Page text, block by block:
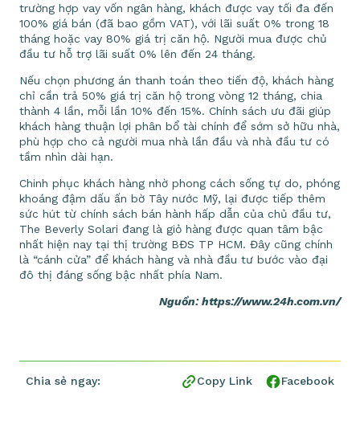
trường hợp vay vốn ngân hàng, khách được vay tối đa đến
100% giá bán (đã bao gồm VAT), với lãi suất 0% trong 18
tháng hoặc vay 80% giá trị căn hộ. Người mua được chủ
đầu tư hỗ trợ lãi suất 0% lên đến 24 tháng.
Nếu chọn phương án thanh toán theo tiến độ, khách hàng
chỉ cần trả 50% giá trị căn hộ trong vòng 12 tháng, chia
thành 4 lần, mỗi lần 10% đến 15%. Chính sách ưu đãi giúp
khách hàng thuận lợi phân bổ tài chính để sớm sở hữu nhà,
phù hợp cho cả người mua nhà lần đầu và nhà đầu tư có
tầm nhìn dài hạn.
Chinh phục khách hàng nhờ phong cách sống tự do, phóng
khoáng đậm dấu ấn bờ Tây nước Mỹ, lại được tiếp thêm
sức hút từ chính sách bán hành hấp dẫn của chủ đầu tư,
The Beverly Solari đang là giỏ hàng được quan tâm bậc
nhất hiện nay tại thị trường BĐS TP HCM. Đây cũng chính
là “cánh cửa” để khách hàng và nhà đầu tư bước vào đại
đô thị đáng sống bậc nhất phía Nam.
Nguồn: https://www.24h.com.vn/
Chia sẻ ngay: Copy Link Facebook